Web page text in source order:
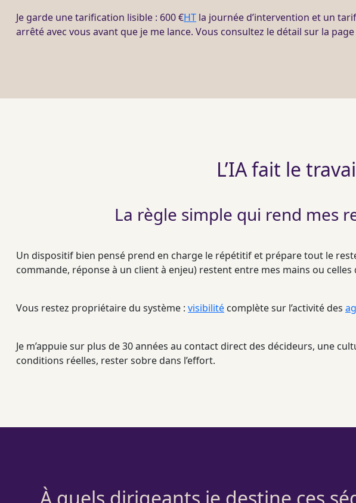
Je garde une tarification lisible : 600 €HT la journée d’intervention et un
arrêté avec vous avant que je me lance. Vous consultez le détail sur la page
L’IA fait le
La règle simple qui rend mes
Un dispositif bien pensé prend en charge le répétitif et prépare tout le
commande, réponse à un client à enjeu) restent entre mes mains ou
Vous restez propriétaire du système : visibilité complète sur l’activité des
Je m’appuie sur plus de 30 années au contact direct des décideurs, une
conditions réelles, rester sobre dans l’effort.